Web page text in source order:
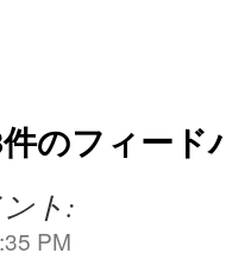
のフィード
ト:
PM